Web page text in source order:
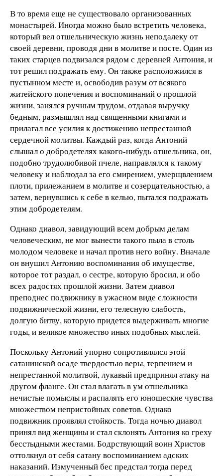
В то время еще не существовало организованных
монастырей. Иногда можно было встретить человека,
который вел отшельническую жизнь неподалеку от
своей деревни, проводя дни в молитве и посте. Один из
таких старцев подвизался рядом с деревней Антония, и
тот решил подражать ему. Он также расположился в
пустынном месте и, освободив разум от всякого
житейского попечения и воспоминаний о прошлой
жизни, занялся ручным трудом, отдавая выручку
бедным, размышлял над священными книгами и
прилагал все усилия к достижению непрестанной
сердечной молитвы. Каждый раз, когда Антоний
слышал о добродетелях какого-нибудь отшельника, он,
подобно трудолюбивой пчеле, направлялся к такому
человеку и наблюдал за его смирением, умерщвлением
плоти, прилежанием в молитве и созерцательностью, а
затем, вернувшись к себе в келью, пытался подражать
этим добродетелям.
Однако диавол, завидующий всем добрым делам
человеческим, не мог вынести такого пыла в столь
молодом человеке и начал против него войну. Вначале
он внушил Антонию воспоминания об имуществе,
которое тот раздал, о сестре, которую бросил, и обо
всех радостях прошлой жизни. Затем диавол
преподнес подвижнику в ужасном виде сложности
подвижнической жизни, его телесную слабость,
долгую битву, которую придется выдерживать многие
годы, и великое множество иных подобных мыслей.
Поскольку Антоний упорно сопротивлялся этой
сатанинской осаде твердостью веры, терпением и
непрестанной молитвой, лукавый предпринял атаку на
другом фланге. Он стал влагать в ум отшельника
нечистые помыслы и распалять его юношеские чувства
множеством непристойных советов. Однако
подвижник проявлял стойкость. Тогда ночью диавол
принял вид женщины и стал склонять Антония ко греху
бесстыдными жестами. Бодрствующий воин Христов
оттолкнул от себя сатану воспоминанием адских
наказаний. Измученный бес предстал тогда перед